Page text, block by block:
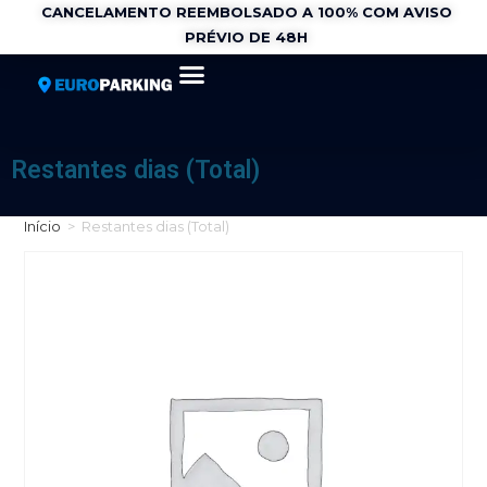
CANCELAMENTO REEMBOLSADO A 100% COM AVISO
PRÉVIO DE 48H
Restantes dias (Total)
Início > Restantes dias (Total)